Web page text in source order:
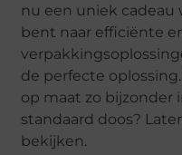
nu een uniek cadeau
bent naar efficiënte
de perfecte
op maat zo bijzonder
standaard doos?
bekijken.